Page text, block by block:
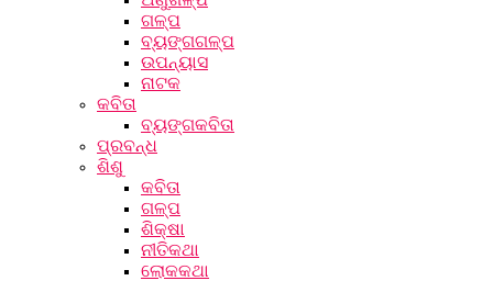
ଗଳ୍ପ
ବ୍ୟଙ୍ଗଗଳ୍ପ
ଉପନ୍ୟାସ
ନାଟକ
କବିତା
ବ୍ୟଙ୍ଗକବିତା
ପ୍ରବନ୍ଧ
ଶିଶୁ
କବିତା
ଗଳ୍ପ
ଶିକ୍ଷା
ନୀତିକଥା
ଲୋକକଥା